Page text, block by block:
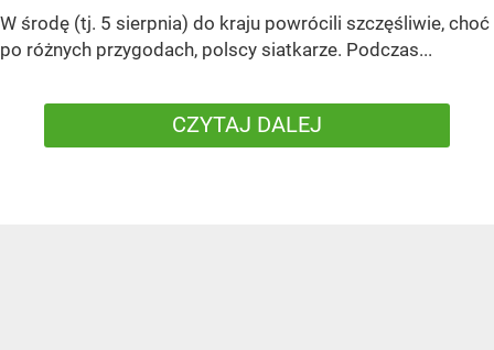
W środę (tj. 5 sierpnia) do kraju powrócili szczęśliwie, choć
po różnych przygodach, polscy siatkarze. Podczas...
CZYTAJ DALEJ